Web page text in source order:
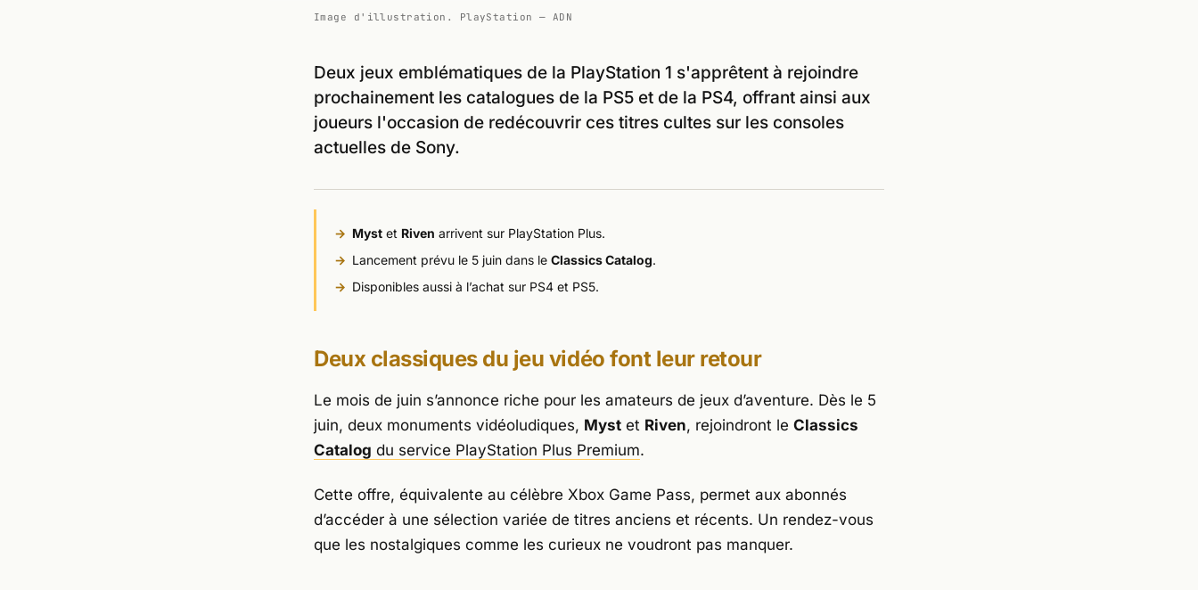
Image d'illustration. PlayStation — ADN
Deux jeux emblématiques de la PlayStation 1 s'apprêtent à rejoindre
prochainement les catalogues de la PS5 et de la PS4, offrant ainsi aux
joueurs l'occasion de redécouvrir ces titres cultes sur les consoles
actuelles de Sony.
Myst et Riven arrivent sur PlayStation Plus.
Lancement prévu le 5 juin dans le Classics Catalog.
Disponibles aussi à l’achat sur PS4 et PS5.
Deux classiques du jeu vidéo font leur retour
Le mois de juin s’annonce riche pour les amateurs de jeux d’aventure. Dès le 5
juin, deux monuments vidéoludiques, Myst et Riven, rejoindront le Classics
Catalog du service PlayStation Plus Premium.
Cette offre, équivalente au célèbre Xbox Game Pass, permet aux abonnés
d’accéder à une sélection variée de titres anciens et récents. Un rendez-vous
que les nostalgiques comme les curieux ne voudront pas manquer.